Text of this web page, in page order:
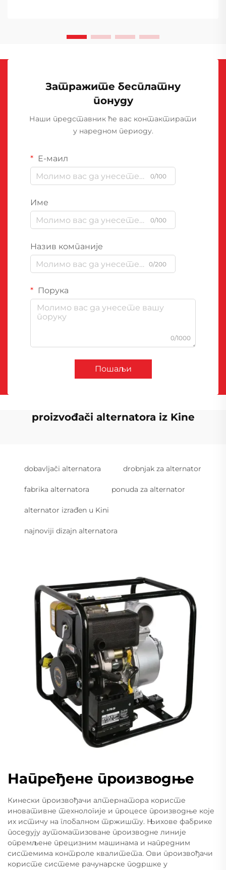
Затражите бесплатну
понуду
Наши представник ће вас контактирати
у наредном периоду.
Е-маил
0/100
Име
0/100
Назив компаније
0/200
Порука
0/1000
Пошаљи
proizvođači alternatora iz Kine
dobavljači alternatora drobnjak za alternator
fabrika alternatora ponuda za alternator
alternator izrađen u Kini
najnoviji dizajn alternatora
Напређене производње
Кинески произвођачи алтернатора користе
иновативне технологије и процесе производње које
их истичу на глобалном тржишту. Њихове фабрике
поседују аутоматизоване производне линије
опремљене прецизним машинама и напредним
системима контроле квалитета. Ови произвођачи
користе системе рачунарске подршке у